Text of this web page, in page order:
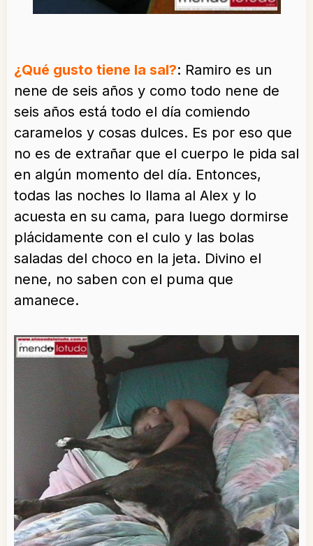
¿Qué gusto tiene la sal?: Ramiro es un
nene de seis años y como todo nene de
seis años está todo el día comiendo
caramelos y cosas dulces. Es por eso que
no es de extrañar que el cuerpo le pida sal
en algún momento del día. Entonces,
todas las noches lo llama al Alex y lo
acuesta en su cama, para luego dormirse
plácidamente con el culo y las bolas
saladas del choco en la jeta. Divino el
nene, no saben con el puma que
amanece.